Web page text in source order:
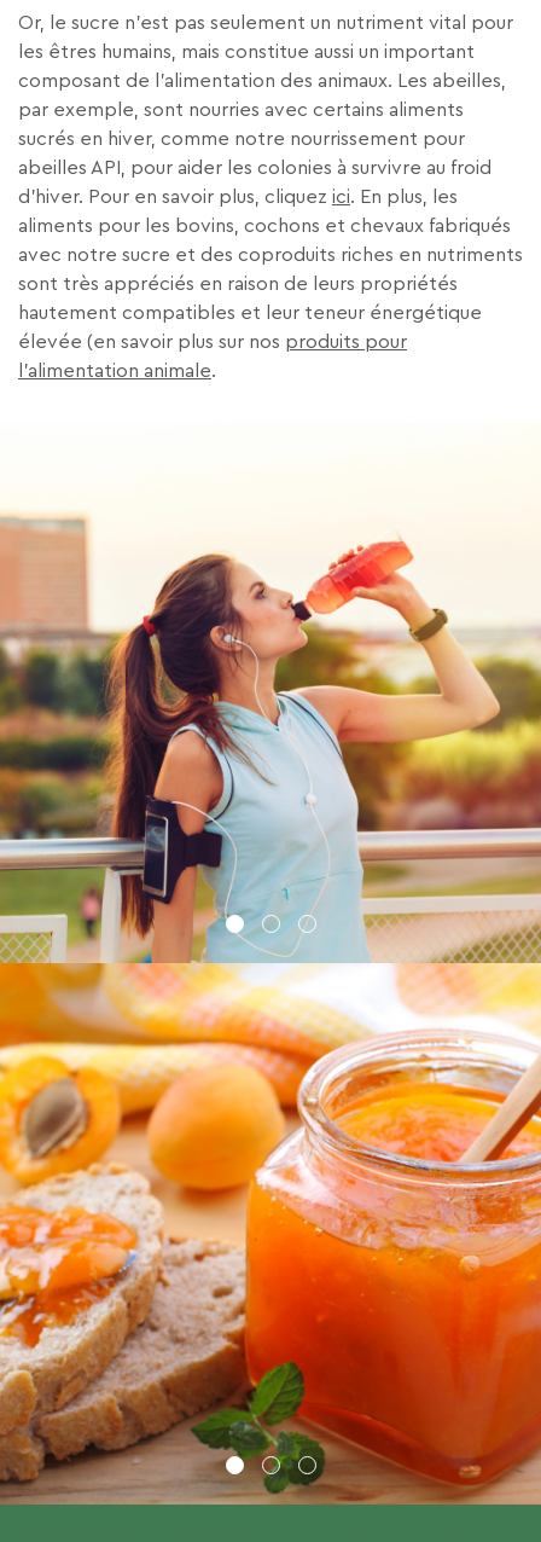
1 2 3
Or, le sucre n’est pas seulement un nutriment vital pour
les êtres humains, mais constitue aussi un important
composant de l’alimentation des animaux. Les abeilles,
par exemple, sont nourries avec certains aliments
sucrés en hiver, comme notre nourrissement pour
abeilles API, pour aider les colonies à survivre au froid
d’hiver. Pour en savoir plus, cliquez ici. En plus, les
aliments pour les bovins, cochons et chevaux fabriqués
avec notre sucre et des coproduits riches en nutriments
sont très appréciés en raison de leurs propriétés
hautement compatibles et leur teneur énergétique
élevée (en savoir plus sur nos produits pour
l’alimentation animale.
1 2 3